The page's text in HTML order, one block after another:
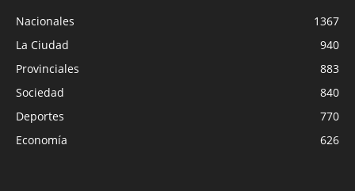
Nacionales
1367
La Ciudad
940
Provinciales
883
Sociedad
840
Deportes
770
Economía
626